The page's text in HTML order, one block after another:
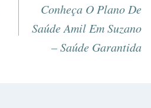
Conheça O Plano De
Saúde Amil Em Suzano
– Saúde Garantida